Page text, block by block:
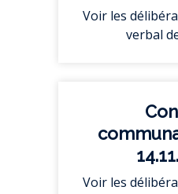
Voir les
verbal
Voir les